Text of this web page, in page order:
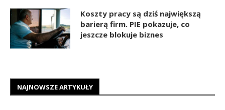
Koszty pracy są dziś największą
barierą firm. PIE pokazuje, co
jeszcze blokuje biznes
NAJNOWSZE ARTYKUŁY